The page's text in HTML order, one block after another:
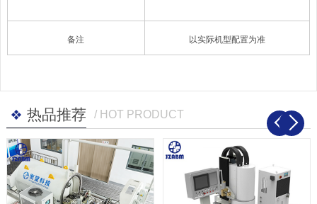
备注 以实际机型配置为准
热品推荐 / HOT PRODUCT